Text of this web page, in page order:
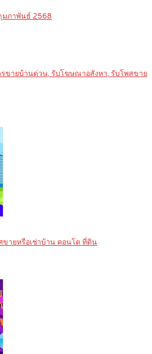
มภาพันธ์ 2568
ขายบ้านด่วน, รับโฆษณาอสังหา, รับโพสขาย
ขายหรือเช่าบ้าน คอนโด ที่ดิน